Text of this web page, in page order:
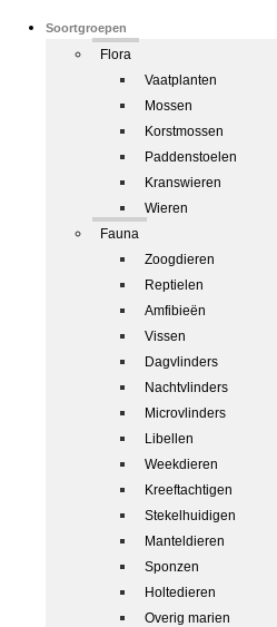
Soortgroepen
Flora
Vaatplanten
Mossen
Korstmossen
Paddenstoelen
Kranswieren
Wieren
Fauna
Zoogdieren
Reptielen
Amfibieën
Vissen
Dagvlinders
Nachtvlinders
Microvlinders
Libellen
Weekdieren
Kreeftachtigen
Stekelhuidigen
Manteldieren
Sponzen
Holtedieren
Overig marien